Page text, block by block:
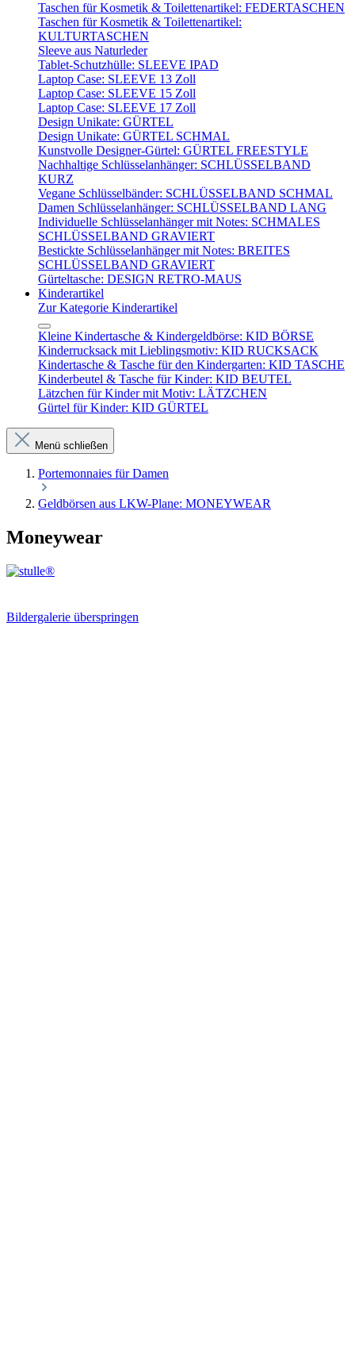
Taschen für Kosmetik & Toilettenartikel: FEDERTASCHEN
Taschen für Kosmetik & Toilettenartikel:
KULTURTASCHEN
Sleeve aus Naturleder
Tablet-Schutzhülle: SLEEVE IPAD
Laptop Case: SLEEVE 13 Zoll
Laptop Case: SLEEVE 15 Zoll
Laptop Case: SLEEVE 17 Zoll
Design Unikate: GÜRTEL
Design Unikate: GÜRTEL SCHMAL
Kunstvolle Designer-Gürtel: GÜRTEL FREESTYLE
Nachhaltige Schlüsselanhänger: SCHLÜSSELBAND
KURZ
Vegane Schlüsselbänder: SCHLÜSSELBAND SCHMAL
Damen Schlüsselanhänger: SCHLÜSSELBAND LANG
Individuelle Schlüsselanhänger mit Notes: SCHMALES
SCHLÜSSELBAND GRAVIERT
Bestickte Schlüsselanhänger mit Notes: BREITES
SCHLÜSSELBAND GRAVIERT
Gürteltasche: DESIGN RETRO-MAUS
Kinderartikel
Zur Kategorie Kinderartikel
Kleine Kindertasche & Kindergeldbörse: KID BÖRSE
Kinderrucksack mit Lieblingsmotiv: KID RUCKSACK
Kindertasche & Tasche für den Kindergarten: KID TASCHE
Kinderbeutel & Tasche für Kinder: KID BEUTEL
Lätzchen für Kinder mit Motiv: LÄTZCHEN
Gürtel für Kinder: KID GÜRTEL
Menü schließen
Portemonnaies für Damen
Geldbörsen aus LKW-Plane: MONEYWEAR
Moneywear
Bildergalerie überspringen